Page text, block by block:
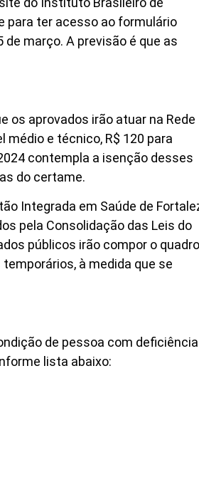
para ter acesso ao formulário
março. A previsão é que as
os aprovados irão atuar na Rede
médio e técnico, R$ 120 para
contempla a isenção desses
do certame.
Integrada em Saúde de
pela Consolidação das Leis do
públicos irão compor o quadro
à medida que se
de pessoa com
lista abaixo: